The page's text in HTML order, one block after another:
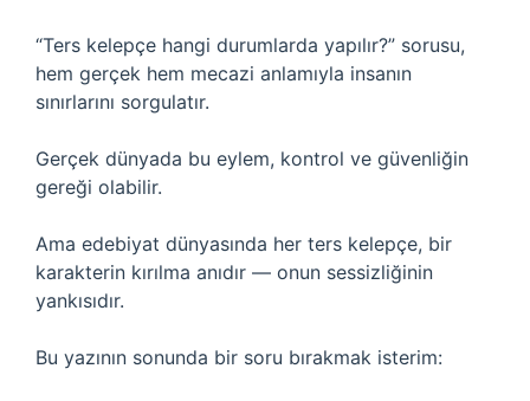
“Ters kelepçe hangi durumlarda yapılır?” sorusu,
hem gerçek hem mecazi anlamıyla insanın
sınırlarını sorgulatır.
Gerçek dünyada bu eylem, kontrol ve güvenliğin
gereği olabilir.
Ama edebiyat dünyasında her ters kelepçe, bir
karakterin kırılma anıdır — onun sessizliğinin
yankısıdır.
Bu yazının sonunda bir soru bırakmak isterim: